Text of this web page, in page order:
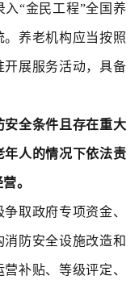
“金民工程”全国养
养老机构应当按照
开展服务活动，具备
安全条件且存在重大
年人的情况下依法责
。
取政府专项资金、
防安全设施改造和
补贴、等级评定、